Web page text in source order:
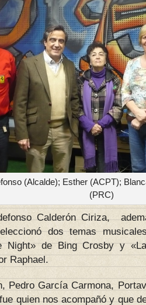
(Alcalde); Esther (ACPT);
(PRC)
Calderón Ciriza,
dos temas
Night» de Bing Crosby y
Raphael.
Pedro García Carmona,
quien nos acompañó y que